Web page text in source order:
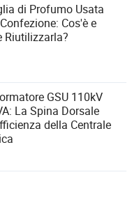
di Profumo Usata
Cos'è e
Riutilizzarla?
GSU 110kV
La Spina Dorsale
della Centrale